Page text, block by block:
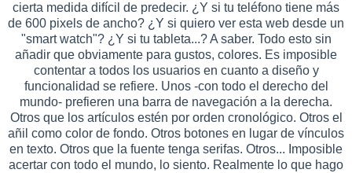
cierta medida difícil de predecir. ¿Y si tu teléfono tiene más
de 600 pixels de ancho? ¿Y si quiero ver esta web desde un
"smart watch"? ¿Y si tu tableta...? A saber. Todo esto sin
añadir que obviamente para gustos, colores. Es imposible
contentar a todos los usuarios en cuanto a diseño y
funcionalidad se refiere. Unos -con todo el derecho del
mundo- prefieren una barra de navegación a la derecha.
Otros que los artículos estén por orden cronológico. Otros el
añil como color de fondo. Otros botones en lugar de vínculos
en texto. Otros que la fuente tenga serifas. Otros... Imposible
acertar con todo el mundo, lo siento. Realmente lo que hago